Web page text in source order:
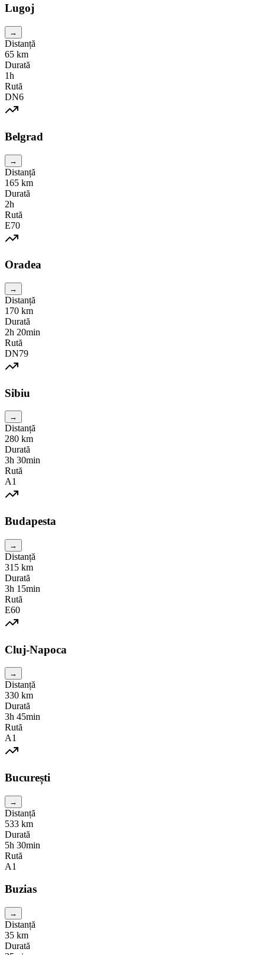
Lugoj
→
Distanță
65 km
Durată
1h
Rută
DN6
Belgrad
→
Distanță
165 km
Durată
2h
Rută
E70
Oradea
→
Distanță
170 km
Durată
2h 20min
Rută
DN79
Sibiu
→
Distanță
280 km
Durată
3h 30min
Rută
A1
Budapesta
→
Distanță
315 km
Durată
3h 15min
Rută
E60
Cluj-Napoca
→
Distanță
330 km
Durată
3h 45min
Rută
A1
București
→
Distanță
533 km
Durată
5h 30min
Rută
A1
Buzias
→
Distanță
35 km
Durată